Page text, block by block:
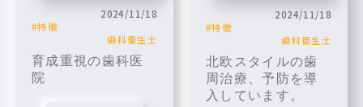
2024/11/18
特徴
歯科衛生士
育成重視の歯科医
院
2024/11/18
特徴
歯科衛生士
北欧スタイルの歯
周治療、予防を導
入しています。